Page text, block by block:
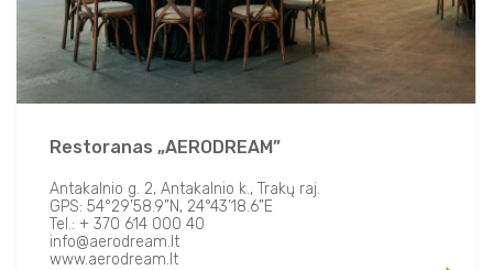
KAIMO TURIZMO SODYBOS
KEMPINGAI IR STOVYKLAVIETĖS
PARKAVIMAS
KAIP ATVYKTI?
APIE MUS
NAUDINGA INFORMACIJA
TURISTO RINKLIAVA
LEIDINIAI
Restoranas „AERODREAM”
Antakalnio g. 2, Antakalnio k., Trakų raj.
GPS: 54°29’58.9”N, 24°43’18.6”E
Tel.: + 370 614 000 40
info@aerodream.lt
www.aerodream.lt